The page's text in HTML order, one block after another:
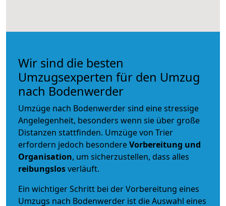
Wir sind die besten
Umzugsexperten für den Umzug
nach Bodenwerder
Umzüge nach Bodenwerder sind eine stressige
Angelegenheit, besonders wenn sie über große
Distanzen stattfinden. Umzüge von Trier
erfordern jedoch besondereVorbereitung und
Organisation, um sicherzustellen, dass alles
reibungslosverläuft.
Ein wichtiger Schritt bei der Vorbereitung eines
Umzugs nach Bodenwerder ist die Auswahl eines